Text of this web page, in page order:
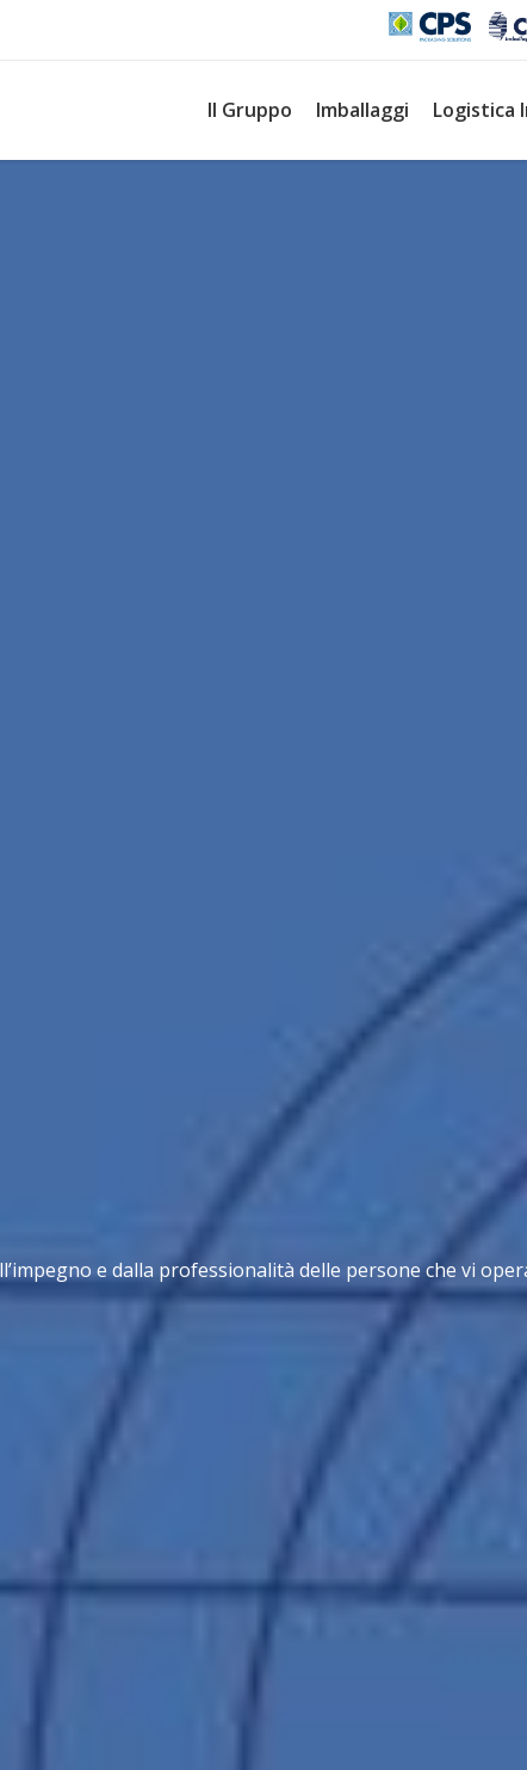
Il Gruppo Imballaggi Logistica
e dalla professionalità delle persone che vi